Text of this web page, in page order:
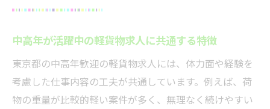
中高年が活躍中の軽貨物求人に共通する特徴
東京都の中高年歓迎の軽貨物求人には、体力面や経験を
考慮した仕事内容の工夫が共通しています。例えば、荷
物の重量が比較的軽い案件が多く、無理なく続けやすい